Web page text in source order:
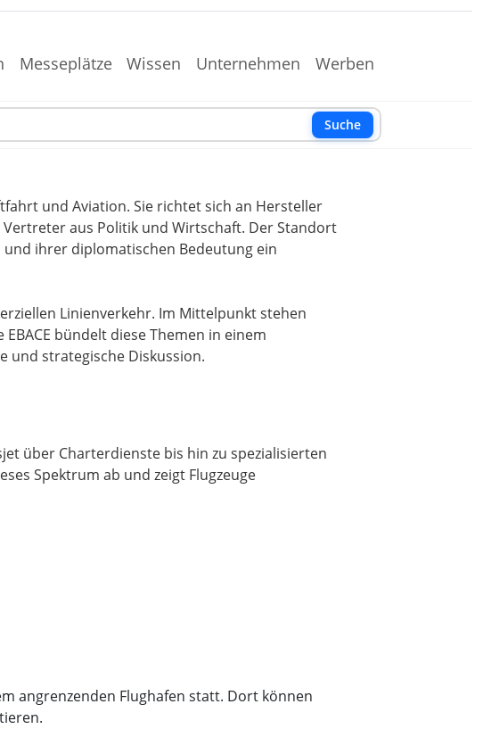
Messeplätze Wissen Unternehmen Werben
Suche
und Aviation. Sie richtet sich an Hersteller
aus Politik und Wirtschaft. Der Standort
ihrer diplomatischen Bedeutung ein
Linienverkehr. Im Mittelpunkt stehen
bündelt diese Themen in einem
und strategische Diskussion.
über Charterdienste bis hin zu spezialisierten
Spektrum ab und zeigt Flugzeuge
angrenzenden Flughafen statt. Dort können